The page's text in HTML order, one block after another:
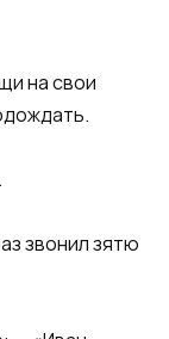
на свои
звонил зятю